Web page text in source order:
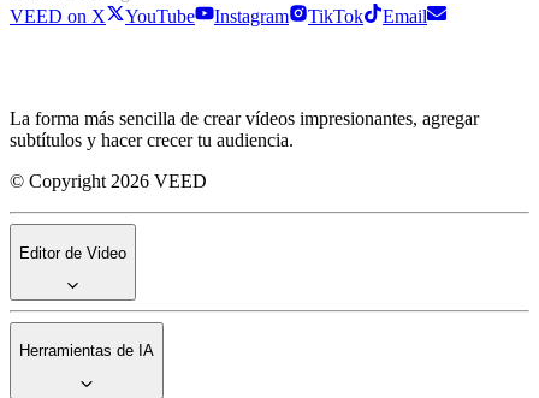
VEED on X
YouTube Instagram TikTok Email
La forma más sencilla de crear vídeos impresionantes, agregar
subtítulos y hacer crecer tu audiencia.
© Copyright 2026 VEED
Editor de Video
Herramientas de IA